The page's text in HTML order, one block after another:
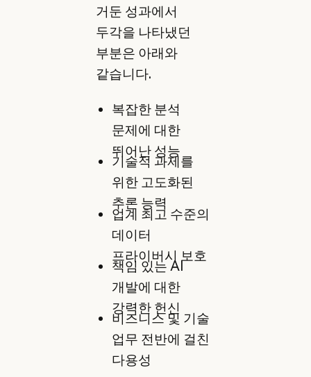
거둔 성과에서
두각을 나타냈던
부분은 아래와
같습니다.
복잡한 분석
문제에 대한
뛰어난 성능
기술적 과제를
위한 고도화된
추론 능력
업계 최고 수준의
데이터
프라이버시 보호
책임 있는 AI
개발에 대한
강력한 헌신
비즈니스 및 기술
업무 전반에 걸친
다용성